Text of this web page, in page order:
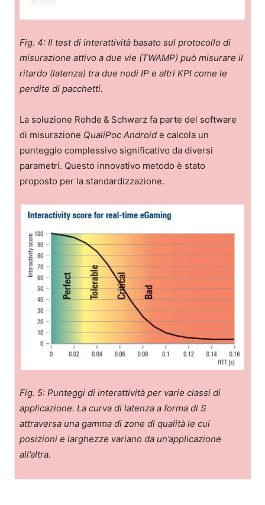
Fig. 4: Il test di interattività basato sul protocollo di
misurazione attivo a due vie (TWAMP) può misurare il
ritardo (latenza) tra due nodi IP e altri KPI come le
perdite di pacchetti.
La soluzione Rohde & Schwarz fa parte del software
di misurazione QualiPoc Android e calcola un
punteggio complessivo significativo da diversi
parametri. Questo innovativo metodo è stato
proposto per la standardizzazione.
Fig. 5: Punteggi di interattività per varie classi di
applicazione. La curva di latenza a forma di S
attraversa una gamma di zone di qualità le cui
posizioni e larghezze variano da un’applicazione
all’altra.